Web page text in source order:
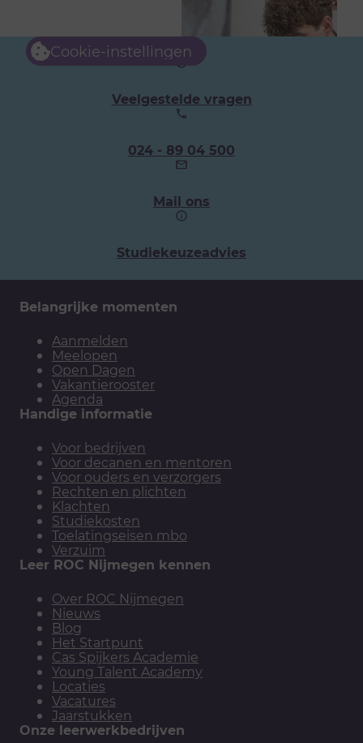
Cookie-instellingen
Veelgestelde vragen
Ons
telefoonnummer:
024 - 89 04 500
Mail ons
Studiekeuzeadvies
Belangrijke momenten
Aanmelden
Meelopen
Open Dagen
Vakantierooster
Agenda
Handige informatie
Voor bedrijven
Voor decanen en mentoren
Voor ouders en verzorgers
Rechten en plichten
Klachten
Studiekosten
Toelatingseisen mbo
Verzuim
Leer ROC Nijmegen kennen
Over ROC Nijmegen
Nieuws
Blog
Het Startpunt
Cas Spijkers Academie
Young Talent Academy
Locaties
Vacatures
Jaarstukken
Onze leerwerkbedrijven